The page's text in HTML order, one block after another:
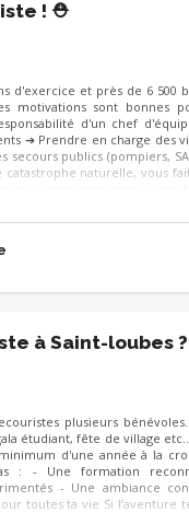
! ⛑️
d'exercice et près de 6 500
motivations sont bonnes
d'un chef
➔ Prendre en charge des
publics (pompiers,
naturelle, vous
à Saint-loubes ?
plusieurs
étudiant, fête de village
d'une année à la
: - Une formation
- Une ambiance
toutes ta vie Si l’aventure